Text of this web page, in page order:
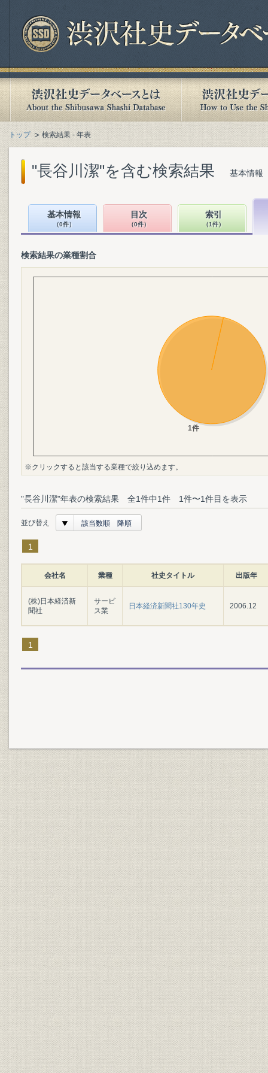
トップ 検索結果 - 年表
"長谷川潔"を含む検索結果 基本情報
基本情報
（0件）
目次
（0件）
索引
（1件）
検索結果の業種割合
※クリックすると該当する業種で絞り込めます。
"長谷川潔"年表の検索結果 全1件中1件 1件〜1件目を表示
並び替え 該当数順 降順
1
会社名 業種 社史タイトル 出版年
(株)日本経済新
聞社
サービ
ス業
日本経済新聞社130年史 2006.12
1